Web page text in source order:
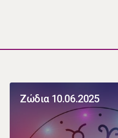
Ζώδια 10.06.2025